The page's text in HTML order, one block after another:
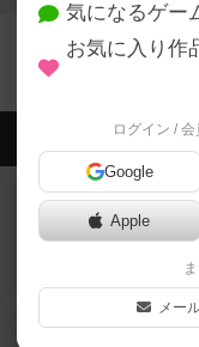
バン！：ドッ
レビュー
気になるゲー
お気に入り作
ログイン / 会
Google
Apple
メー